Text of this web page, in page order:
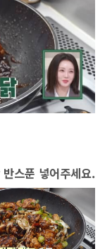
스푼 넣어주세요.